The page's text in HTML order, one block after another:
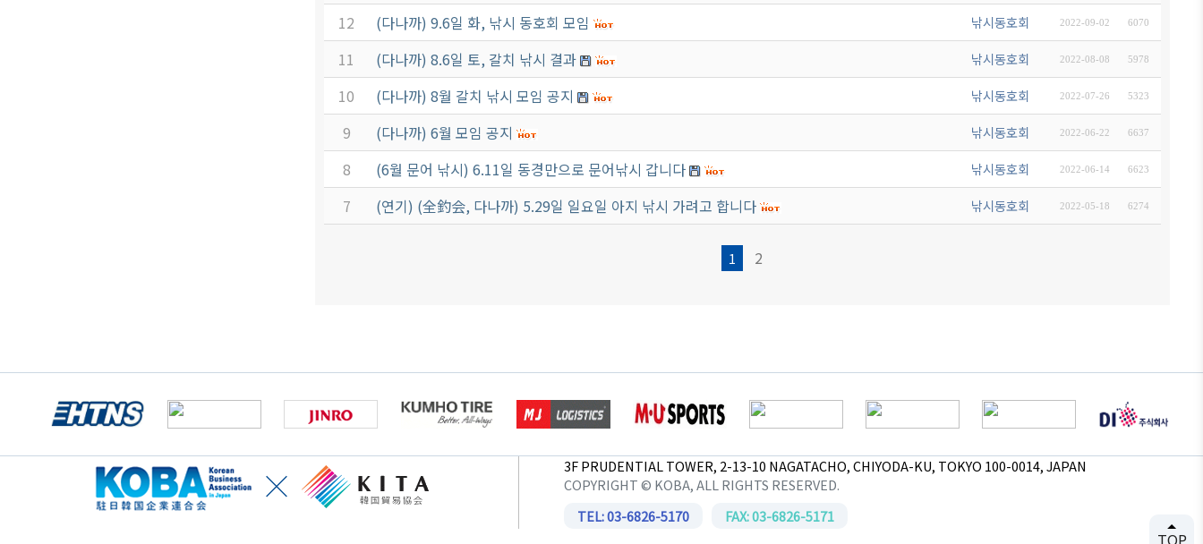
12 (다나까) 9.6일 화, 낚시 동호회 모임 낚시동호회 2022-09-02 6070
11 (다나까) 8.6일 토, 갈치 낚시 결과 낚시동호회 2022-08-08 5978
10 (다나까) 8월 갈치 낚시 모임 공지 낚시동호회 2022-07-26 5323
9 (다나까) 6월 모임 공지 낚시동호회 2022-06-22 6637
8 (6월 문어 낚시) 6.11일 동경만으로 문어낚시 갑니다 낚시동호회 2022-06-14 6623
7 (연기) (全釣会, 다나까) 5.29일 일요일 아지 낚시 가려고 합니다 낚시동호회 2022-05-18 6274
1 2
3F PRUDENTIAL TOWER, 2-13-10 NAGATACHO, CHIYODA-KU, TOKYO 100-0014, JAPAN
COPYRIGHT © KOBA, ALL RIGHTS RESERVED.
TEL: 03-6826-5170
FAX: 03-6826-5171
TOP